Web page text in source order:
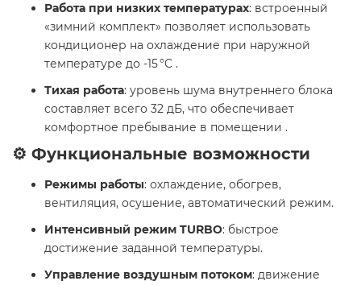
Работа при низких температурах: встроенный
«зимний комплект» позволяет использовать
кондиционер на охлаждение при наружной
температуре до -15 °C .
Тихая работа: уровень шума внутреннего блока
составляет всего 32 дБ, что обеспечивает
комфортное пребывание в помещении .
⚙️ Функциональные возможности
Режимы работы: охлаждение, обогрев,
вентиляция, осушение, автоматический режим.
Интенсивный режим TURBO: быстрое
достижение заданной температуры.
Управление воздушным потоком: движение